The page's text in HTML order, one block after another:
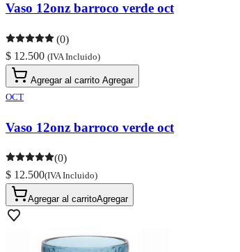
Vaso 12onz barroco verde oct
(0)
$ 12.500 (IVA Incluido)
Agregar al carrito Agregar
OCT
Vaso 12onz barroco verde oct
(0)
$ 12.500(IVA Incluido)
Agregar al carritoAgregar